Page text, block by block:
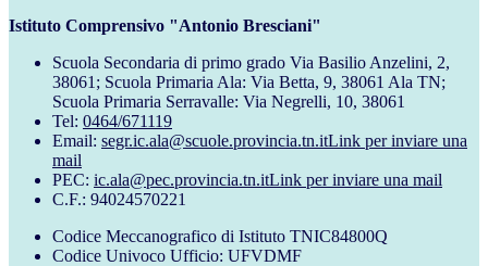
Istituto Comprensivo "Antonio Bresciani"
Scuola Secondaria di primo grado Via Basilio Anzelini, 2,
38061; Scuola Primaria Ala: Via Betta, 9, 38061 Ala TN;
Scuola Primaria Serravalle: Via Negrelli, 10, 38061
Tel: 0464/671119
Email: segr.ic.ala@scuole.provincia.tn.itLink per inviare una
mail
PEC: ic.ala@pec.provincia.tn.itLink per inviare una mail
C.F.: 94024570221
Codice Meccanografico di Istituto TNIC84800Q
Codice Univoco Ufficio: UFVDMF